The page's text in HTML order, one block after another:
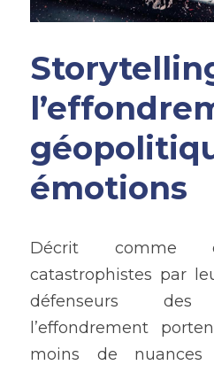
émotions
Décrit comme
catastrophistes par
défenseurs
l’effondrement
moins de